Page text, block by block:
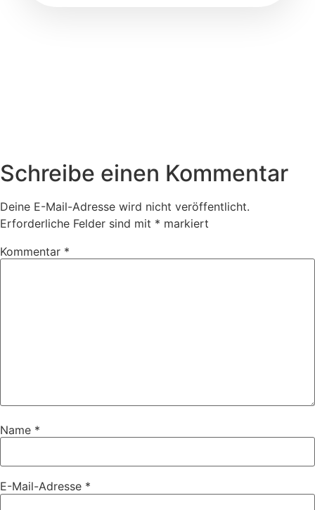
Schreibe einen Kommentar
Deine E-Mail-Adresse wird nicht veröffentlicht.
Erforderliche Felder sind mit * markiert
Kommentar *
Name *
E-Mail-Adresse *